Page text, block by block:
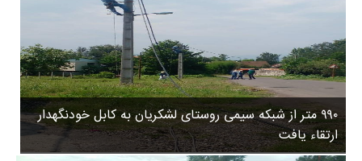
دیلمان
روستاها
ورزشی
سیاسی
چندرسانه ای
۹۹۰ متر از شبکه سیمی روستای لشکریان به کابل خودنگهدار
ارتقاء یافت
۱
۳
۵
۸
ب
ا